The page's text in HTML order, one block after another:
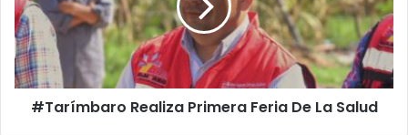
De
La
Salud
#Tarímbaro Realiza Primera Feria De La Salud